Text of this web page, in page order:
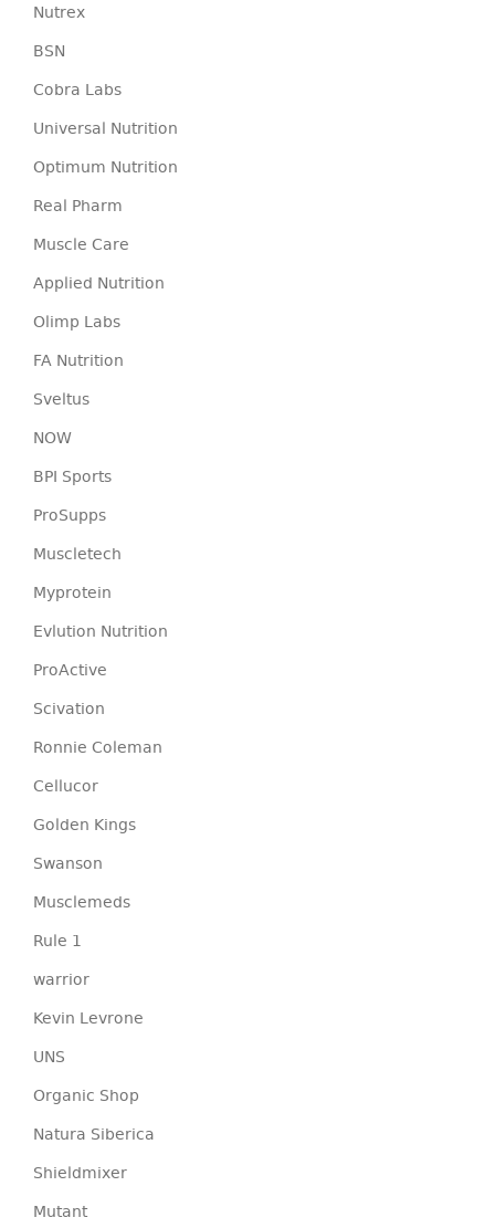
Nutrex
BSN
Cobra Labs
Universal Nutrition
Optimum Nutrition
Real Pharm
Muscle Care
Applied Nutrition
Olimp Labs
FA Nutrition
Sveltus
NOW
BPI Sports
ProSupps
Muscletech
Myprotein
Evlution Nutrition
ProActive
Scivation
Ronnie Coleman
Cellucor
Golden Kings
Swanson
Musclemeds
Rule 1
warrior
Kevin Levrone
UNS
Organic Shop
Natura Siberica
Shieldmixer
Mutant